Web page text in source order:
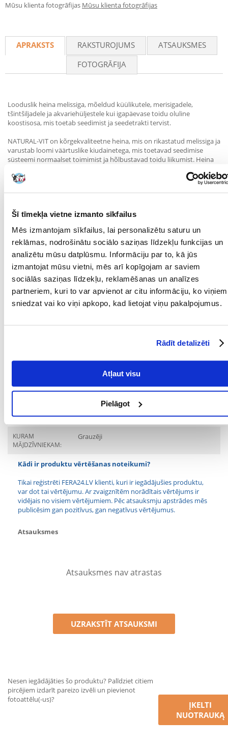
Šī tīmekļa vietne izmanto sīkfailus
Mēs izmantojam sīkfailus, lai personalizētu saturu un
reklāmas, nodrošinātu sociālo saziņas līdzekļu funkcijas un
analizētu mūsu datplūsmu. Informāciju par to, kā jūs
izmantojat mūsu vietni, mēs arī kopīgojam ar saviem
sociālās saziņas līdzekļu, reklamēšanas un analīzes
partneriem, kuri to var apvienot ar citu informāciju, ko viņiem
sniedzat vai ko viņi apkopo, kad lietojat viņu pakalpojumus.
Rādīt detalizēti
Atļaut visu
Pielāgot
Mūsu klienta fotogrāfijas Mūsu klienta fotogrāfijas
APRAKSTS RAKSTUROJUMS
ATSAUKSMES
FOTOGRĀFIJA
Looduslik heina melissiga, mõeldud küülikutele, merisigadele,
tšintšiljadele ja akvariehüljestele kui igapäevase toidu oluline
koostisosa, mis toetab seedimist ja seedetrakti tervist.
NATURAL-VIT on kõrgekvaliteetne heina, mis on rikastatud melissiga ja
varustab loomi väärtuslike kiudainetega, mis toetavad seedimise
süsteemi normaalset toimimist ja hõlbustavad toidu liikumist. Heina
kulutamisel, mis on oluline näriliste ja küülikute hammaste tervisele.
Melissi lisand toimib rahustavalt, aitab leevendada mao- ja seedetrakti
häireid, stimuleerib seedimist ning omab antibakteriaalseid ja
Looduslik heina lisandiga melissi, millel on rahustav toime
Aitab kaasa seedimisele ja seedetrakti tervisele
Aitab lihvida pidevalt kasvavaid kihvadeid
Omab antibakteriaalset ja viirusevastast toimet
PRODUCENT: NATURAL-VIT
Mērķis
KURAM
MĀJDZĪVNIEKAM:
Grauzēji
Kādi ir produktu vērtēšanas noteikumi?
Tikai reģistrēti FERA24.LV klienti, kuri ir iegādājušies produktu,
var dot tai vērtējumu. Ar zvaigznītēm norādītais vērtējums ir
vidējais no visiem vērtējumiem. Pēc atsauksmju apstrādes mēs
publicēsim gan pozitīvus, gan negatīvus vērtējumus.
Atsauksmes
Atsauksmes nav atrastas
UZRAKSTĪT ATSAUKSMI
Nesen iegādājāties šo produktu? Palīdziet citiem
pircējiem izdarīt pareizo izvēli un pievienot
fotoattēlu(-us)?
ĮKELTI
NUOTRAUKĄ